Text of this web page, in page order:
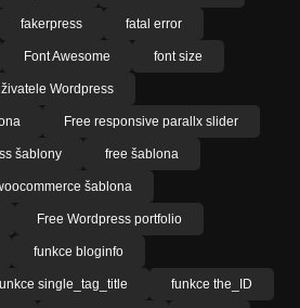
fakerpress fatal error
Font Awesome font size
Wordpress
Free responsive parallx slider
šablony free šablona
šablona
Free Wordpress portfolio
funkce bloginfo
single_tag_title funkce the_ID